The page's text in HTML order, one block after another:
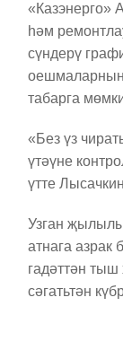
«Казэнерго»
һәм
сүндерү
табарга
«Без үз
үтәүне
үтте
Узган
атнага азрак
гадәттән
сәгатьтән